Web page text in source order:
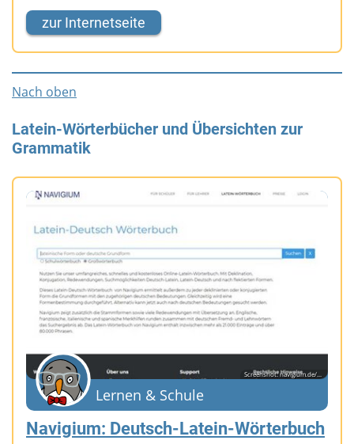
zur Internetseite
Nach oben
Latein-Wörterbücher und Übersichten zur
Grammatik
Screenshot: navigium.de/...
Lernen & Schule
Navigium: Deutsch-Latein-Wörterbuch